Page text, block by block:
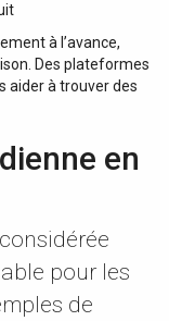
à l’avance,
Des plateformes
aider à trouver des
en
pour les
de